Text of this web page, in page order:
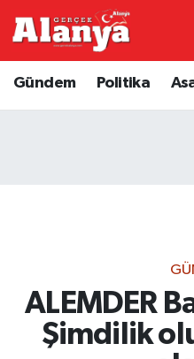
Gündem Politika
ALEMDER
Şimdilik
Genel
Diğer
Dünya
Trafik Durumu
Haber Arşivi